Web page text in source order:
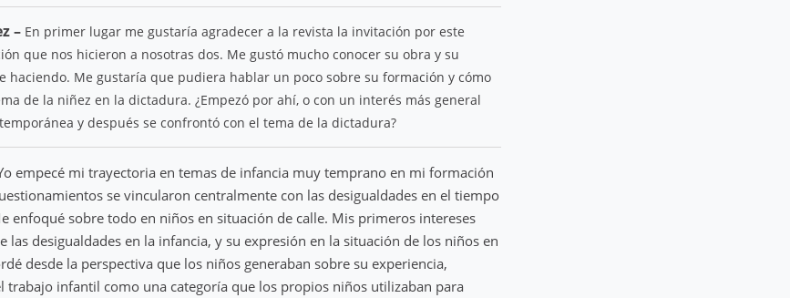
– En primer lugar me gustaría agradecer a la revista la invitación por este
que nos hicieron a nosotras dos. Me gustó mucho conocer su obra y su
haciendo. Me gustaría que pudiera hablar un poco sobre su formación y cómo
de la niñez en la dictadura. ¿Empezó por ahí, o con un interés más general
y después se confrontó con el tema de la dictadura?
empecé mi trayectoria en temas de infancia muy temprano en mi formación
se vincularon centralmente con las desigualdades en el tiempo
enfoqué sobre todo en niños en situación de calle. Mis primeros intereses
las desigualdades en la infancia, y su expresión en la situación de los niños en
desde la perspectiva que los niños generaban sobre su experiencia,
trabajo infantil como una categoría que los propios niños utilizaban para